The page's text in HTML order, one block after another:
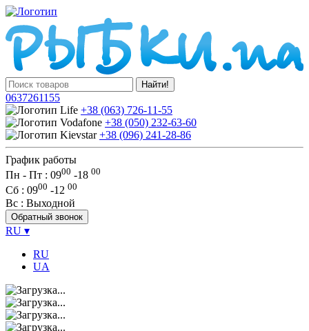
Найти!
0637261155
+38 (063) 726-11-55
+38 (050) 232-63-60
+38 (096) 241-28-86
График работы
Пн - Пт : 0900 -18 00
Сб : 0900 -12 00
Вс : Выходной
Обратный звонок
RU ▾
RU
UA